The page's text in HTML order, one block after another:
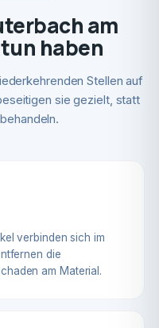
am
haben
Stellen auf
sie gezielt, statt
verbinden sich im
die
am Material.